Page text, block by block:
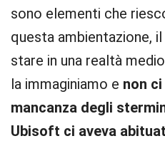
sono elementi che
questa ambientazione,
stare in una realtà
la immaginiamo e non
mancanza degli
Ubisoft ci aveva